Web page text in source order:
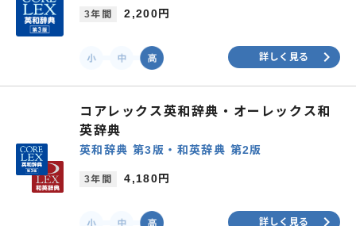
3年間 2,200円
詳しく見る keyboard_arrow_right
コアレックス英和辞典・オーレックス和
英辞典
英和辞典 第3版・和英辞典 第2版
3年間 4,180円
詳しく見る